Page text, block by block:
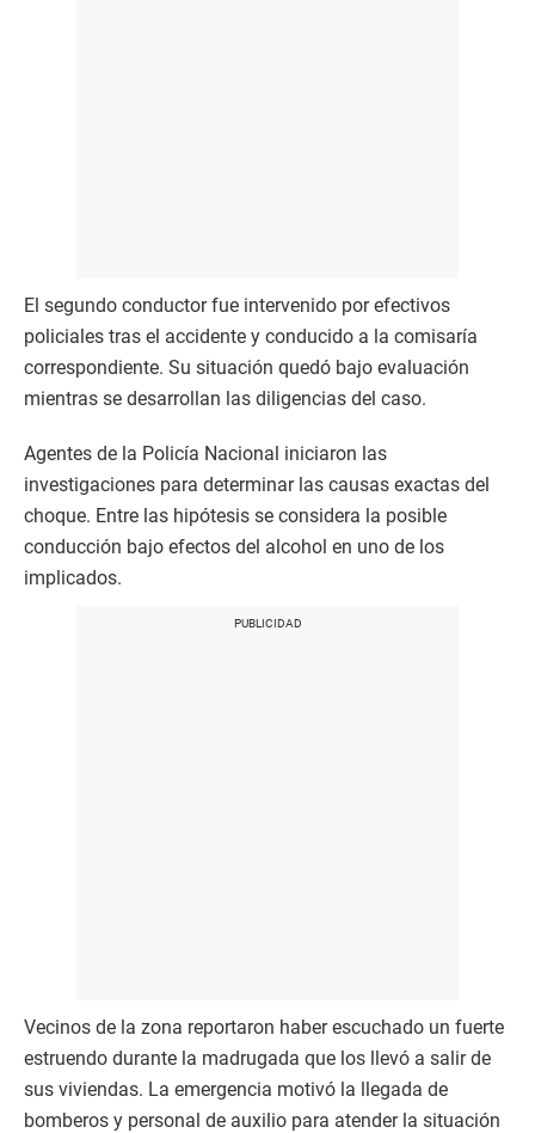
El segundo conductor fue intervenido por efectivos
policiales tras el accidente y conducido a la comisaría
correspondiente. Su situación quedó bajo evaluación
mientras se desarrollan las diligencias del caso.
Agentes de la Policía Nacional iniciaron las
investigaciones para determinar las causas exactas del
choque. Entre las hipótesis se considera la posible
conducción bajo efectos del alcohol en uno de los
implicados.
Vecinos de la zona reportaron haber escuchado un fuerte
estruendo durante la madrugada que los llevó a salir de
sus viviendas. La emergencia motivó la llegada de
bomberos y personal de auxilio para atender la situación